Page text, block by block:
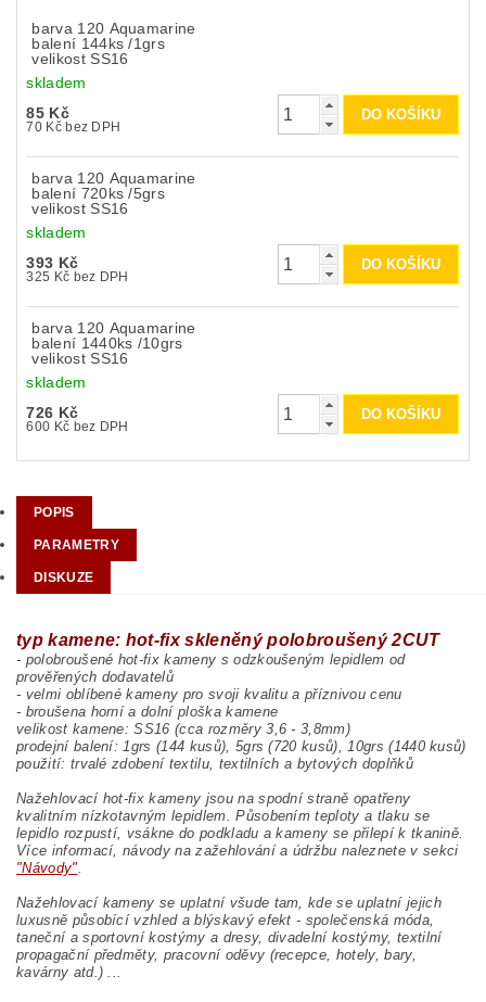
barva 120 Aquamarine
balení 144ks /1grs
velikost SS16
skladem
85 Kč
70 Kč bez DPH
barva 120 Aquamarine
balení 720ks /5grs
velikost SS16
skladem
393 Kč
325 Kč bez DPH
barva 120 Aquamarine
balení 1440ks /10grs
velikost SS16
skladem
726 Kč
600 Kč bez DPH
POPIS
PARAMETRY
DISKUZE
typ kamene: hot-fix skleněný polobroušený 2CUT
- polobroušené hot-fix kameny s odzkoušeným lepidlem od
prověřených dodavatelů
- velmi oblíbené kameny pro svoji kvalitu a příznivou cenu
- broušena horní a dolní ploška kamene
velikost kamene: SS16 (cca rozměry 3,6 - 3,8mm)
prodejní balení: 1grs (144 kusů), 5grs (720 kusů), 10grs (1440 kusů)
použití: trvalé zdobení textilu, textilních a bytových doplňků
Nažehlovací hot-fix kameny jsou na spodní straně opatřeny
kvalitním nízkotavným lepidlem. Působením teploty a tlaku se
lepidlo rozpustí, vsákne do podkladu a kameny se přilepí k tkanině.
Více informací, návody na zažehlování a údržbu naleznete v sekci
"Návody".
Nažehlovací kameny se uplatní všude tam, kde se uplatní jejich
luxusně působící vzhled a blýskavý efekt - společenská móda,
taneční a sportovní kostýmy a dresy, divadelní kostýmy, textilní
propagační předměty, pracovní oděvy (recepce, hotely, bary,
kavárny atd.) ...